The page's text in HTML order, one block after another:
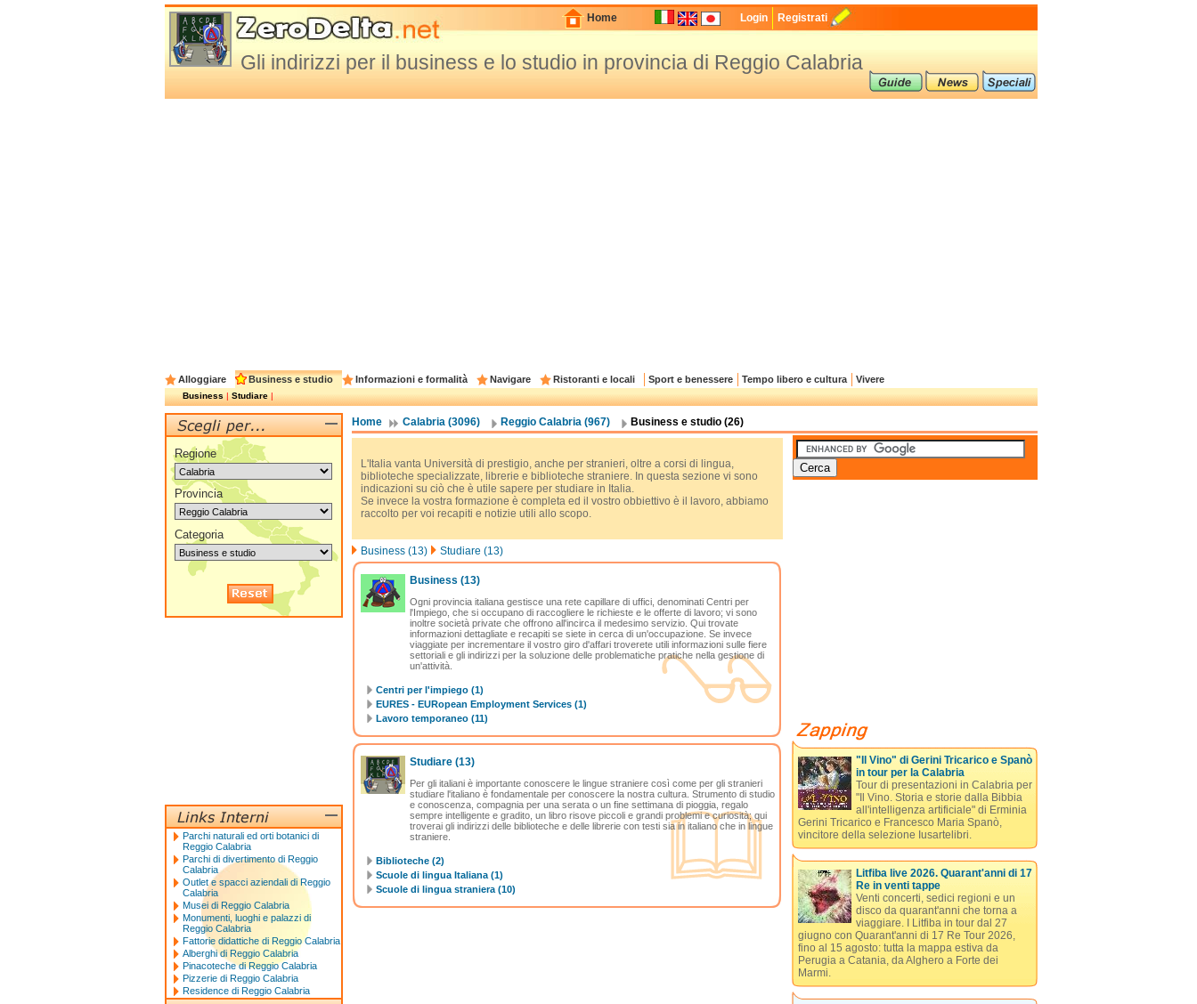
Home Login Registrati
Gli indirizzi per il business e lo studio in provincia di Reggio Calabria
Alloggiare Business e studio Informazioni e formalità Navigare Ristoranti e locali Sport e benessere Tempo libero e cultura Vivere
Business|Studiare|
Home Calabria (3096) Reggio Calabria (967) Business e studio (26)
L'Italia vanta Università di prestigio, anche per stranieri, oltre a corsi di lingua,
biblioteche specializzate, librerie e biblioteche straniere. In questa sezione vi sono
indicazioni su ciò che è utile sapere per studiare in Italia.
Se invece la vostra formazione è completa ed il vostro obbiettivo è il lavoro, abbiamo
raccolto per voi recapiti e notizie utili allo scopo.
Business (13) Studiare (13)
Business (13)
Ogni provincia italiana gestisce una rete capillare di uffici, denominati Centri per
l'Impiego, che si occupano di raccogliere le richieste e le offerte di lavoro; vi sono
inoltre società private che offrono all'incirca il medesimo servizio. Qui trovate
informazioni dettagliate e recapiti se siete in cerca di un'occupazione. Se invece
viaggiate per incrementare il vostro giro d'affari troverete utili informazioni sulle fiere
settoriali e gli indirizzi per la soluzione delle problematiche pratiche nella gestione di
un'attività.
Centri per l'impiego (1)
EURES - EURopean Employment Services (1)
Lavoro temporaneo (11)
Studiare(13)
Per gli italiani è importante conoscere le lingue straniere così come per gli stranieri
studiare l'italiano è fondamentale per conoscere la nostra cultura. Strumento di studio
e conoscenza, compagnia per una serata o un fine settimana di pioggia, regalo
sempre intelligente e gradito, un libro risove piccoli e grandi problemi e curiosità; qui
troverai gli indirizzi delle biblioteche e delle librerie con testi sia in italiano che in lingue
straniere.
Biblioteche (2)
Scuole di lingua Italiana (1)
Scuole di lingua straniera (10)
"Il Vino" di Gerini Tricarico e Spanò
in tour per la Calabria
Tour di presentazioni in Calabria per
"Il Vino. Storia e storie dalla Bibbia
all'intelligenza artificiale" di Erminia
Gerini Tricarico e Francesco Maria Spanò,
vincitore della selezione Iusartelibri.
Litfiba live 2026. Quarant'anni di 17
Re in venti tappe
Venti concerti, sedici regioni e un
disco da quarant'anni che torna a
viaggiare. I Litfiba in tour dal 27
giugno con Quarant'anni di 17 Re Tour 2026,
fino al 15 agosto: tutta la mappa estiva da
Perugia a Catania, da Alghero a Forte dei
Marmi.
Regione
Provincia
Categoria
Parchi naturali ed orti botanici di
Reggio Calabria
Parchi di divertimento di Reggio
Calabria
Outlet e spacci aziendali di Reggio
Calabria
Musei di Reggio Calabria
Monumenti, luoghi e palazzi di
Reggio Calabria
Fattorie didattiche di Reggio Calabria
Alberghi di Reggio Calabria
Pinacoteche di Reggio Calabria
Pizzerie di Reggio Calabria
Residence di Reggio Calabria